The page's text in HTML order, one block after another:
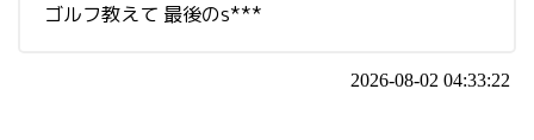
ゴルフ教えて 最後のs***
2026-08-02 04:33:22